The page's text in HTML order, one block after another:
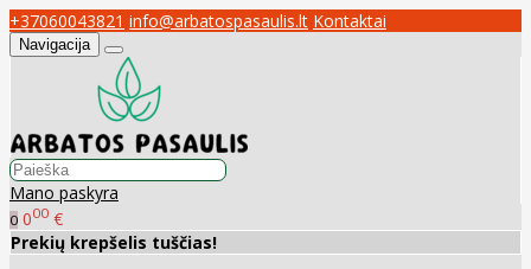
+37060043821 info@arbatospasaulis.lt Kontaktai
Navigacija
Mano paskyra
0 000 €
Prekių krepšelis tuščias!